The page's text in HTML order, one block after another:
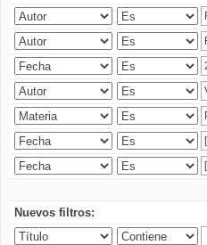
Nuevos filtros: